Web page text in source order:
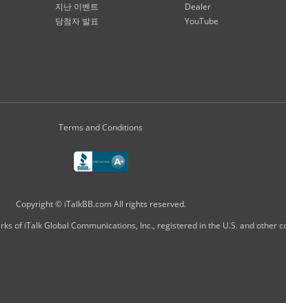
지난 이벤트
당첨자 발표
Dealer
YouTube
Terms and Conditions
Copyright © iTalkBB.com All rights reserved.
of iTalk Global Communications, Inc., registered in the U.S. and other